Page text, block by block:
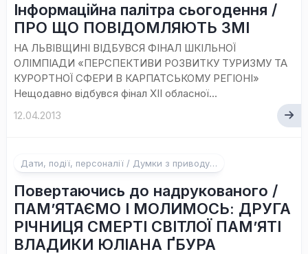
Інформаційна палітра сьогодення /
ПРО ЩО ПОВІДОМЛЯЮТЬ ЗМІ
НА ЛЬВІВЩИНІ ВІДБУВСЯ ФІНАЛ ШКІЛЬНОЇ
ОЛІМПІАДИ «ПЕРСПЕКТИВИ РОЗВИТКУ ТУРИЗМУ ТА
КУРОРТНОЇ СФЕРИ В КАРПАТСЬКОМУ РЕГІОНІ»
Нещодавно відбувся фінал ХІІ обласної...
12.04.2013
Дати, події, персоналії / Думки з приводу…
Повертаючись до надрукованого /
ПАМ’ЯТАЄМО І МОЛИМОСЬ: ДРУГА
РІЧНИЦЯ СМЕРТІ СВІТЛОЇ ПАМ’ЯТІ
ВЛАДИКИ ЮЛІАНА ҐБУРА